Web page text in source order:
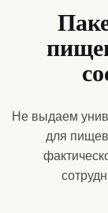
Не выдаем
для